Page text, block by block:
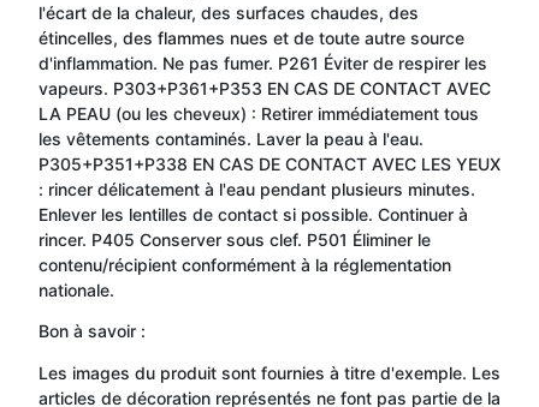
l'écart de la chaleur, des surfaces chaudes, des
étincelles, des flammes nues et de toute autre source
d'inflammation. Ne pas fumer. P261 Éviter de respirer les
vapeurs. P303+P361+P353 EN CAS DE CONTACT AVEC
LA PEAU (ou les cheveux) : Retirer immédiatement tous
les vêtements contaminés. Laver la peau à l'eau.
P305+P351+P338 EN CAS DE CONTACT AVEC LES YEUX
: rincer délicatement à l'eau pendant plusieurs minutes.
Enlever les lentilles de contact si possible. Continuer à
rincer. P405 Conserver sous clef. P501 Éliminer le
contenu/récipient conformément à la réglementation
nationale.
Bon à savoir :
Les images du produit sont fournies à titre d'exemple. Les
articles de décoration représentés ne font pas partie de la